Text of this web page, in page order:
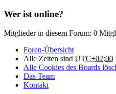
Wer ist online?
Mitglieder in diesem Forum: 0
Foren-Übersicht
Alle Zeiten sind UTC+02:00
Alle Cookies des Boards
Das Team
Kontakt